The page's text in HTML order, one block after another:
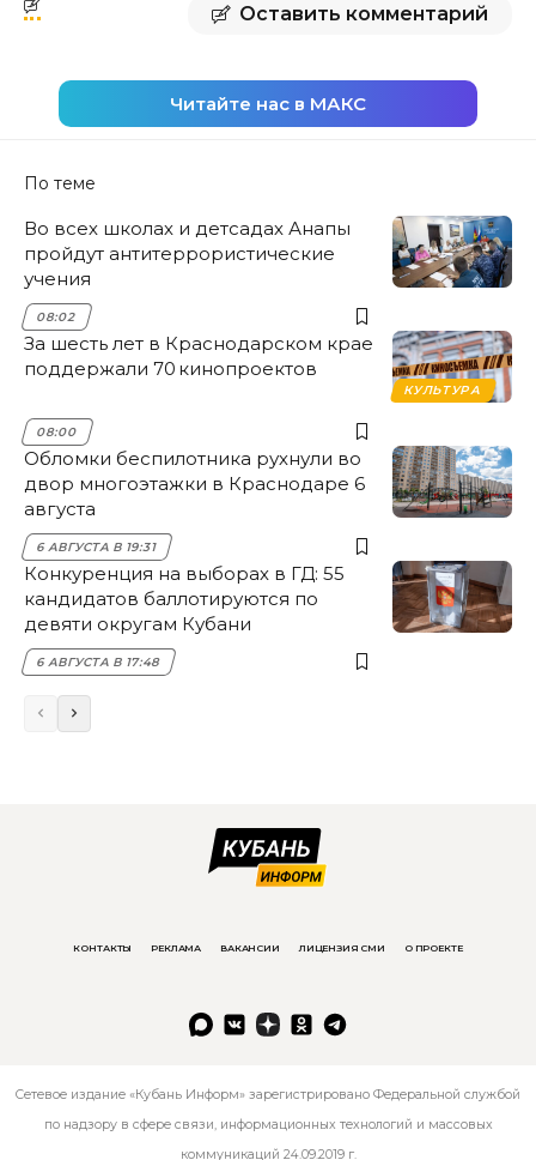
Оставить комментарий
Читайте нас в МАКС
По теме
Во всех школах и детсадах Анапы
пройдут антитеррористические
учения
08:02
КУЛЬТУРА
За шесть лет в Краснодарском крае
поддержали 70 кинопроектов
08:00
Обломки беспилотника рухнули во
двор многоэтажки в Краснодаре 6
августа
6 АВГУСТА В 19:31
Конкуренция на выборах в ГД: 55
кандидатов баллотируются по
девяти округам Кубани
6 АВГУСТА В 17:48
КОНТАКТЫ РЕКЛАМА ВАКАНСИИ ЛИЦЕНЗИЯ СМИ О ПРОЕКТЕ
Сетевое издание «Кубань Информ» зарегистрировано Федеральной службой
по надзору в сфере связи, информационных технологий и массовых
коммуникаций 24.09.2019 г.